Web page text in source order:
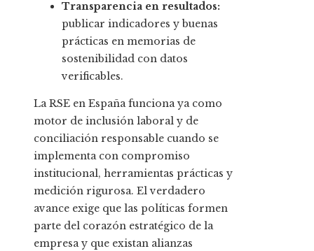
Transparencia en resultados:
publicar indicadores y buenas
prácticas en memorias de
sostenibilidad con datos
verificables.
La RSE en España funciona ya como
motor de inclusión laboral y de
conciliación responsable cuando se
implementa con compromiso
institucional, herramientas prácticas y
medición rigurosa. El verdadero
avance exige que las políticas formen
parte del corazón estratégico de la
empresa y que existan alianzas